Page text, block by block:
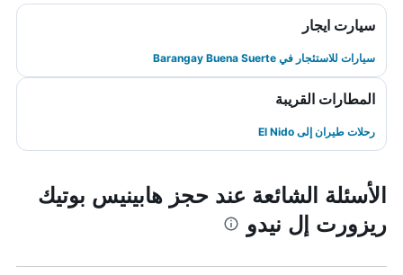
سيارت ايجار
سيارات للاستئجار في Barangay Buena Suerte
المطارات القريبة
رحلات طيران إلى El Nido
الأسئلة الشائعة عند حجز هابينيس بوتيك
ريزورت إل نيدو